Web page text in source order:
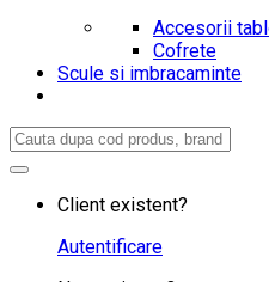
Accesorii
Cofrete
Scule si imbracaminte
Search
for:
Client existent?
Autentificare